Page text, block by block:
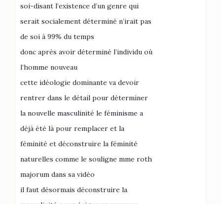
soi-disant l’existence d’un genre qui
serait socialement déterminé n’irait pas
de soi à 99% du temps
donc après avoir déterminé l’individu où
l’homme nouveau
cette idéologie dominante va devoir
rentrer dans le détail pour déterminer
la nouvelle masculinité le féminisme a
déjà été là pour remplacer et la
féminité et déconstruire la féminité
naturelles comme le souligne mme roth
majorum dans sa vidéo
il faut désormais déconstruire la